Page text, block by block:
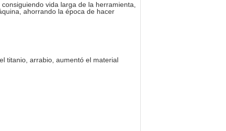
vida larga de la herramienta,
ahorrando la época de hacer
titanio, arrabio, aumentó el material